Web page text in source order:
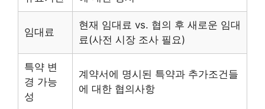
임대료
현재 임대료 vs. 협의 후 새로운 임대
료(사전 시장 조사 필요)
특약 변
경 가능
성
계약서에 명시된 특약과 추가조건들
에 대한 협의사항